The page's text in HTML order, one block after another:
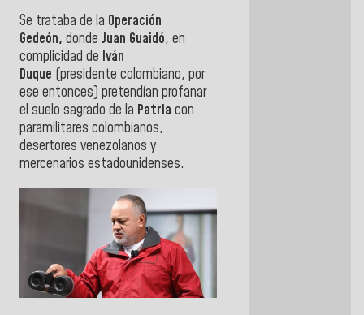
Se trataba de la Operación
Gedeón, donde Juan Guaidó, en
complicidad de Iván
Duque (presidente colombiano, por
ese entonces) pretendían profanar
el suelo sagrado de la Patria con
paramilitares colombianos,
desertores venezolanos y
mercenarios estadounidenses.